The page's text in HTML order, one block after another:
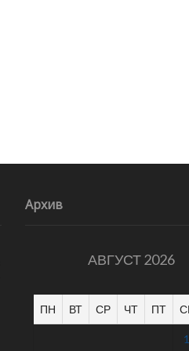
Архив
АВГУСТ 2026
ПН ВТ СР ЧТ ПТ
1